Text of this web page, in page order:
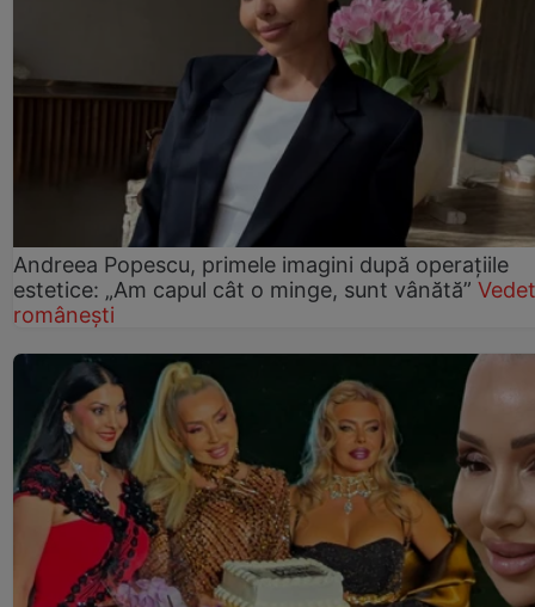
Andreea Popescu, primele imagini după operațiile
estetice: „Am capul cât o minge, sunt vânătă”
românești